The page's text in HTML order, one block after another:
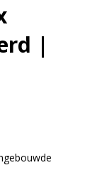
|